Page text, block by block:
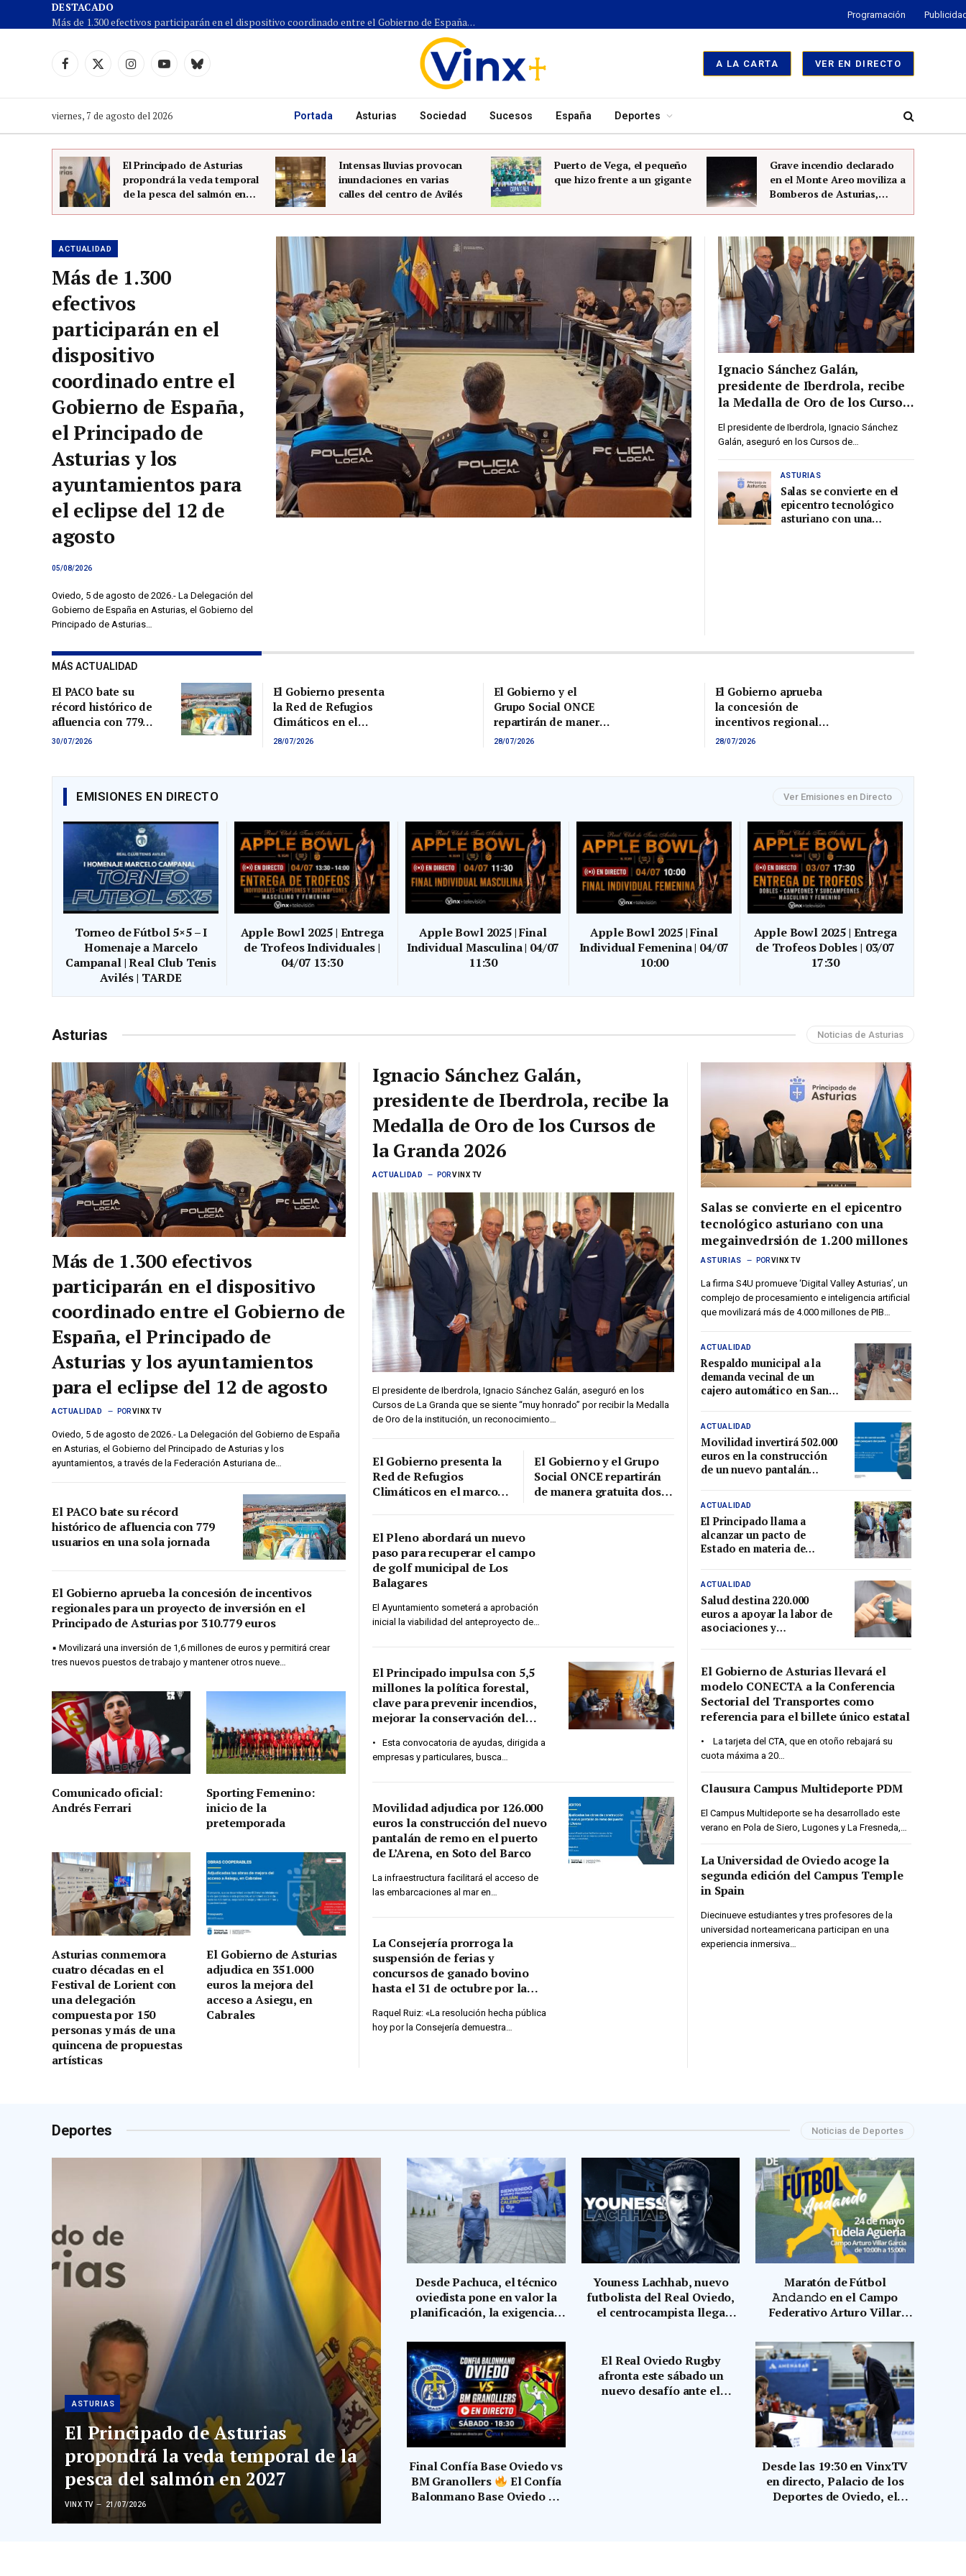
DESTACADO
Más de 1.300 efectivos participarán en el dispositivo coordinado entre el Gobierno de España, el Principado de Asturias y los ayuntamientos para el eclipse del 12 de agosto
Programación
Facebook
X
InstagramYouTubeCielo
A LA CARTA VER EN DIRECTO
viernes, 7 de agosto del 2026 Portada Asturias Sociedad Sucesos España Deportes
El Principado de Asturias
propondrá la veda temporal
de la pesca del salmón en
Intensas lluvias provocan
inundaciones en varias
calles del centro de Avilés
Puerto de Vega, el pequeño
que hizo frente a un gigante
Grave incendio declarado
en el Monte Areo moviliza a
Bomberos de Asturias,
ACTUALIDAD
Más de 1.300
efectivos
participarán en el
dispositivo
coordinado entre el
Gobierno de España,
el Principado de
Asturias y los
ayuntamientos para
el eclipse del 12 de
agosto
05/08/2026
Oviedo, 5 de agosto de 2026.- La Delegación del
Gobierno de España en Asturias, el Gobierno del
Principado de Asturias…
Ignacio Sánchez Galán,
presidente de Iberdrola, recibe
la Medalla de Oro de los Cursos
El presidente de Iberdrola, Ignacio Sánchez
Galán, aseguró en los Cursos de…
ASTURIAS
Salas se convierte en el
epicentro tecnológico
asturiano con una
MÁS ACTUALIDAD
El PACO bate su
récord histórico de
afluencia con 779
usuarios en una sola
30/07/2026
El Gobierno presenta
la Red de Refugios
Climáticos en el
marco del Pacto de
28/07/2026
El Gobierno y el
Grupo Social ONCE
repartirán de manera
gratuita dos millones
28/07/2026
El Gobierno aprueba
la concesión de
incentivos regionales
para un proyecto de
28/07/2026
EMISIONES EN DIRECTO Ver Emisiones en Directo
Torneo de Fútbol 5×5 – I
Homenaje a Marcelo
Campanal | Real Club Tenis
Avilés | TARDE
Apple Bowl 2025 | Entrega
de Trofeos Individuales |
04/07 13:30
Apple Bowl 2025 | Final
Individual Masculina | 04/07
11:30
Apple Bowl 2025 | Final
Individual Femenina | 04/07
10:00
Apple Bowl 2025 | Entrega
de Trofeos Dobles | 03/07
17:30
Asturias Noticias de Asturias
Más de 1.300 efectivos
participarán en el dispositivo
coordinado entre el Gobierno de
España, el Principado de
Asturias y los ayuntamientos
para el eclipse del 12 de agosto
ACTUALIDAD POR VINX TV
Oviedo, 5 de agosto de 2026.- La Delegación del Gobierno de España
en Asturias, el Gobierno del Principado de Asturias y los
ayuntamientos, a través de la Federación Asturiana de…
El PACO bate su récord
histórico de afluencia con 779
usuarios en una sola jornada
El Gobierno aprueba la concesión de incentivos
regionales para un proyecto de inversión en el
Principado de Asturias por 310.779 euros
▪ Movilizará una inversión de 1,6 millones de euros y permitirá crear
tres nuevos puestos de trabajo y mantener otros nueve…
Comunicado oficial:
Andrés Ferrari
Sporting Femenino:
inicio de la
pretemporada
Asturias conmemora
cuatro décadas en el
Festival de Lorient con
una delegación
compuesta por 150
personas y más de una
quincena de propuestas
artísticas
El Gobierno de Asturias
adjudica en 351.000
euros la mejora del
acceso a Asiegu, en
Cabrales
Ignacio Sánchez Galán,
presidente de Iberdrola, recibe la
Medalla de Oro de los Cursos de
la Granda 2026
ACTUALIDAD POR VINX TV
El presidente de Iberdrola, Ignacio Sánchez Galán, aseguró en los
Cursos de La Granda que se siente “muy honrado” por recibir la Medalla
de Oro de la institución, un reconocimiento…
El Gobierno presenta la
Red de Refugios
Climáticos en el marco
Climática
El Gobierno y el Grupo
Social ONCE repartirán
de manera gratuita dos
próximo 12 de agosto
El Pleno abordará un nuevo
paso para recuperar el campo
de golf municipal de Los
Balagares
El Ayuntamiento someterá a aprobación
inicial la viabilidad del anteproyecto de…
El Principado impulsa con 5,5
millones la política forestal,
clave para prevenir incendios,
mejorar la conservación del
cambio climático
• Esta convocatoria de ayudas, dirigida a
empresas y particulares, busca…
Movilidad adjudica por 126.000
euros la construcción del nuevo
pantalán de remo en el puerto
de L’Arena, en Soto del Barco
La infraestructura facilitará el acceso de
las embarcaciones al mar en…
La Consejería prorroga la
suspensión de ferias y
concursos de ganado bovino
hasta el 31 de octubre por la
Raquel Ruiz: «La resolución hecha pública
hoy por la Consejería demuestra…
Salas se convierte en el epicentro
tecnológico asturiano con una
megainvedrsión de 1.200 millones
ASTURIAS POR VINX TV
La firma S4U promueve ‘Digital Valley Asturias’, un
complejo de procesamiento e inteligencia artificial
que movilizará más de 4.000 millones de PIB…
ACTUALIDAD
Respaldo municipal a la
demanda vecinal de un
cajero automático en Santa
ACTUALIDAD
Movilidad invertirá 502.000
euros en la construcción
de un nuevo pantalán
ACTUALIDAD
El Principado llama a
alcanzar un pacto de
Estado en materia de
alta intensidad
ACTUALIDAD
Salud destina 220.000
euros a apoyar la labor de
asociaciones y
enfermedades crónicas
El Gobierno de Asturias llevará el
modelo CONECTA a la Conferencia
Sectorial del Transportes como
referencia para el billete único estatal
• La tarjeta del CTA, que en otoño rebajará su
cuota máxima a 20…
Clausura Campus Multideporte PDM
El Campus Multideporte se ha desarrollado este
verano en Pola de Siero, Lugones y La Fresneda,…
La Universidad de Oviedo acoge la
segunda edición del Campus Temple
in Spain
Diecinueve estudiantes y tres profesores de la
universidad norteamericana participan en una
experiencia inmersiva…
Deportes Noticias de Deportes
ASTURIAS
El Principado de Asturias
propondrá la veda temporal de la
pesca del salmón en 2027
VINX TV 21/07/2026
Desde Pachuca, el técnico
oviedista pone en valor la
planificación, la exigencia y
pertenencia como pilares
del nuevo proyecto azul
Youness Lachhab, nuevo
futbolista del Real Oviedo,
el centrocampista llega
Maratón de Fútbol
𝙰𝚗𝚍𝚊𝚗𝚍𝚘 en el Campo
Federativo Arturo Villar
Final Confía Base Oviedo vs
BM Granollers
El Confía
Balonmano Base Oviedo en
El Real Oviedo Rugby
afronta este sábado un
nuevo desafío ante el
Desde las 19:30 en VinxTV
en directo, Palacio de los
Deportes de Oviedo, el